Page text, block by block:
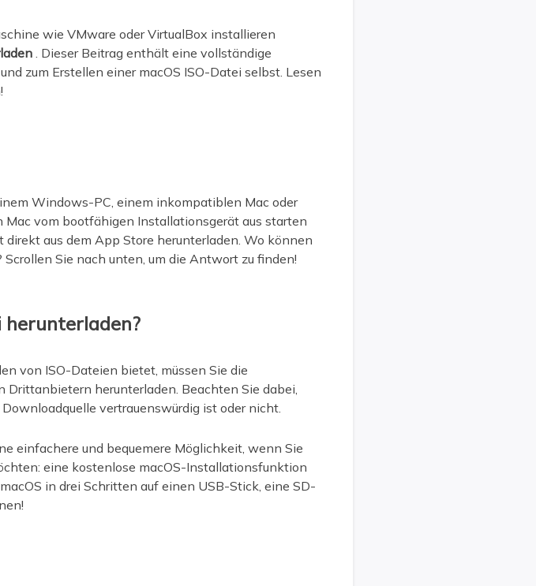
wie VMware oder VirtualBox installieren
. Dieser Beitrag enthält eine vollständige
und zum Erstellen einer macOS ISO-Datei selbst. Lesen
Windows-PC, einem inkompatiblen Mac oder
vom bootfähigen Installationsgerät aus starten
aus dem App Store herunterladen. Wo können
Sie nach unten, um die Antwort zu finden!
herunterladen?
von ISO-Dateien bietet, müssen Sie die
herunterladen. Beachten Sie dabei,
vertrauenswürdig ist oder nicht.
einfachere und bequemere Möglichkeit, wenn Sie
eine kostenlose macOS-Installationsfunktion
macOS in drei Schritten auf einen USB-Stick, eine SD-